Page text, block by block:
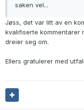
saken vel...
Jøss, det var litt av en
kvalifiserte kommentarer
dreier seg om.
Ellers gratulerer med